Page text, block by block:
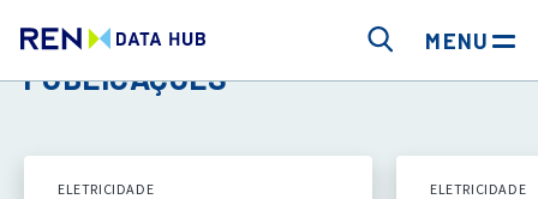
MENU
PUBLICAÇÕES
ELETRICIDADE ELETRICIDADE